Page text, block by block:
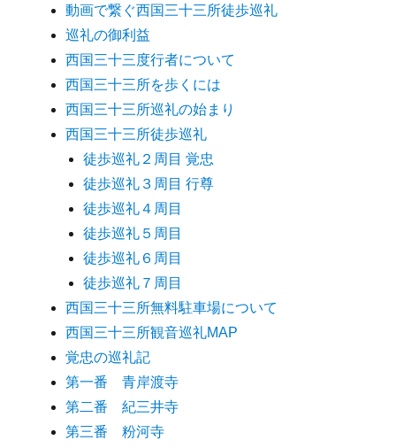
動画で繋ぐ西国三十三所徒歩巡礼
巡礼の御利益
西国三十三度行者について
西国三十三所を歩くには
西国三十三所巡礼の始まり
西国三十三所徒歩巡礼
徒歩巡礼２周目 覚忠
徒歩巡礼３周目 行尊
徒歩巡礼４周目
徒歩巡礼５周目
徒歩巡礼６周目
徒歩巡礼７周目
西国三十三所無料駐車場について
西国三十三所観音巡礼MAP
覚忠の巡礼記
第一番 青岸渡寺
第二番 紀三井寺
第三番 粉河寺